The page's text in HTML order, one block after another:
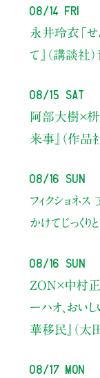
08/14 Fri
永井玲衣 「
て』（講談社
08/15 Sat
阿部大樹×
来事』（作品
08/16 Sun
フィクショネ
かけてじっくり
08/16 Sun
ZON×中村
ーハオ、おいし
華移民』（
08/17 Mon